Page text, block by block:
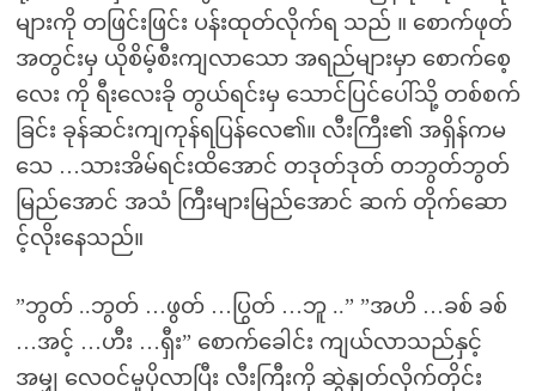
များကို တဖြင်းဖြင်း ပန်းထုတ်လိုက်ရ သည် ။ စောက်ဖုတ်
အတွင်းမှ ယိုစိမ့်စီးကျလာသော အရည်များမှာ စောက်စေ့
လေး ကို ရီးလေးခို တွယ်ရင်းမှ သောင်ပြင်ပေါ်သို့ တစ်စက်
ခြင်း ခုန်ဆင်းကျကုန်ရပြန်လေ၏။ လီးကြီး၏ အရှိန်ကမ
သေ …သားအိမ်ရင်းထိအောင် တဒုတ်ဒုတ် တဘွတ်ဘွတ်
မြည်အောင် အသံ ကြီးများမြည်အောင် ဆက် တိုက်ဆော
င့်လိုးနေသည်။
”ဘွတ် ..ဘွတ် …ဖွတ် …ပြွတ် …ဘူ ..” ”အဟိ …ခစ် ခစ်
…အင့် …ဟီး …ရှီး” စောက်ခေါင်း ကျယ်လာသည်နှင့်
အမျှ လေဝင်မှုပိုလာပြီး လီးကြီးကို ဆွဲနှုတ်လိုက်တိုင်း